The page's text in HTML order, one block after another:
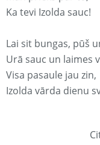
Ka tevi Izolda sauc!
Lai sit bungas, pūš
Urā sauc un laimes
Visa pasaule jau zin,
Izolda vārda dienu